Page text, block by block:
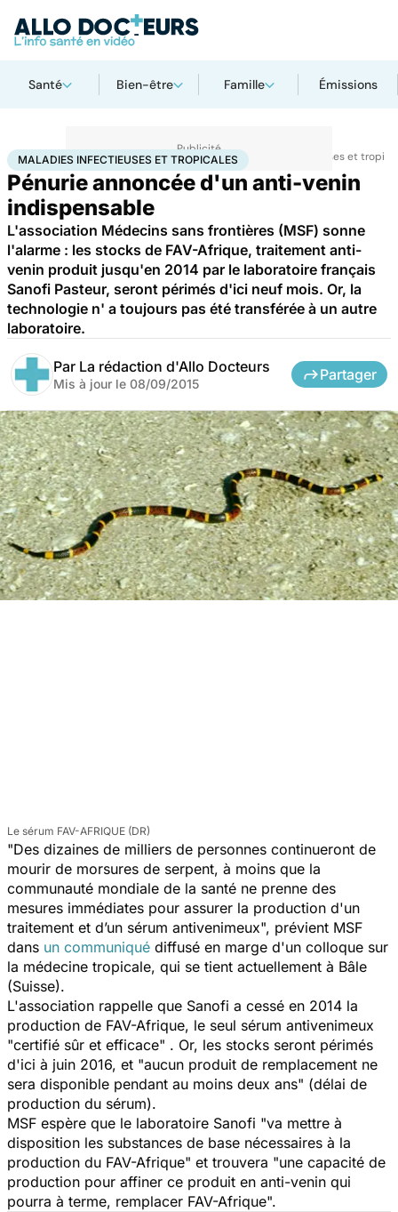
Santé Bien-être Famille Émissions
AccueilSantéMaladiesMaladies infectieusesMaladies infectieuses et
MALADIES INFECTIEUSES ET TROPICALES
Pénurie annoncée d'un anti-venin
indispensable
L'association Médecins sans frontières (MSF) sonne
l'alarme : les stocks de FAV-Afrique, traitement anti-
venin produit jusqu'en 2014 par le laboratoire français
Sanofi Pasteur, seront périmés d'ici neuf mois. Or, la
technologie n' a toujours pas été transférée à un autre
laboratoire.
Par La rédaction d'Allo Docteurs
Mis à jour le 08/09/2015
Partager
Le sérum FAV-AFRIQUE (DR)
"Des dizaines de milliers de personnes continueront de
mourir de morsures de serpent, à moins que la
communauté mondiale de la santé ne prenne des
mesures immédiates pour assurer la production d'un
traitement et d’un sérum antivenimeux", prévient MSF
dans un communiqué diffusé en marge d'un colloque sur
la médecine tropicale, qui se tient actuellement à Bâle
(Suisse).
L'association rappelle que Sanofi a cessé en 2014 la
production de FAV-Afrique, le seul sérum antivenimeux
"certifié sûr et efficace" . Or, les stocks seront périmés
d'ici à juin 2016, et "aucun produit de remplacement ne
sera disponible pendant au moins deux ans" (délai de
production du sérum).
MSF espère que le laboratoire Sanofi "va mettre à
disposition les substances de base nécessaires à la
production du FAV-Afrique" et trouvera "une capacité de
production pour affiner ce produit en anti-venin qui
pourra à terme, remplacer FAV-Afrique".